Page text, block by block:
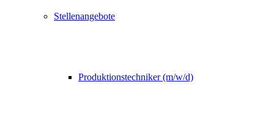
Stellenangebote
Produktionstechniker (m/w/d)